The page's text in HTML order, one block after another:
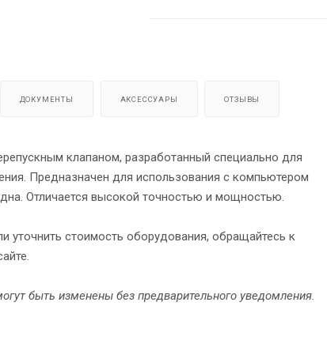
ДОКУМЕНТЫ АКСЕССУАРЫ ОТЗЫВЫ
клапаном, разработанный специально для
Предназначен для использования с компьютером
Отличается высокой точностью и мощностью.
уточнить стоимость оборудования, обращайтесь к
быть изменены без предварительного уведомления.